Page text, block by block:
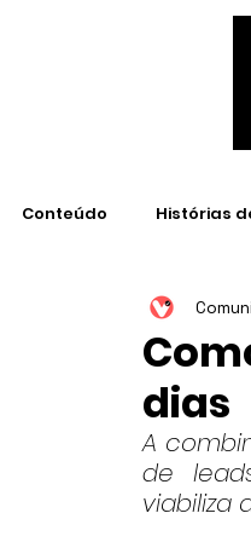
Conteúdo Histórias
Empresas de
dias
A
de
viabiliza